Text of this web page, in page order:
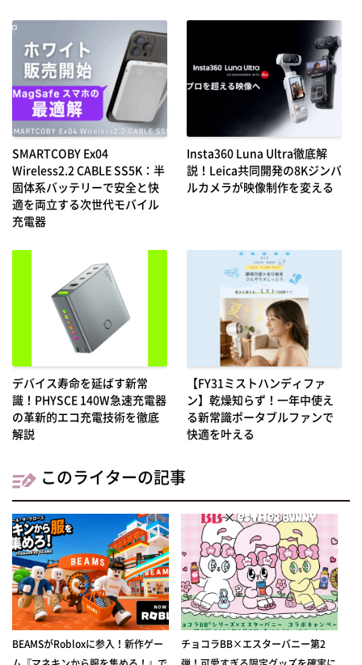
SMARTCOBY Ex04
Wireless2.2 CABLE SS5K：半
固体系バッテリーで安全と快
適を両立する次世代モバイル
充電器
Insta360 Luna Ultra徹底解
説！Leica共同開発の8Kジンバ
ルカメラが映像制作を変える
デバイス寿命を延ばす新常
識！PHYSCE 140W急速充電器
の革新的エコ充電技術を徹底
解説
【FY31ミストハンディファ
ン】乾燥知らず！一年中使え
る新常識ポータブルファンで
快適を叶える
このライターの記事
BEAMSがRobloxに参入！新作ゲー
チョコラBB×エスターバニー第2